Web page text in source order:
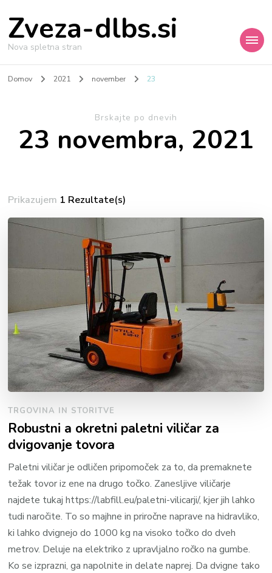
Zveza-dlbs.si
Nova spletna stran
Domov 2021 november 23
Brskajte po dnevih
23 novembra, 2021
Prikazujem 1 Rezultate(s)
TRGOVINA IN STORITVE
Robustni a okretni paletni viličar za
dvigovanje tovora
Paletni viličar je odličen pripomoček za to, da premaknete
težak tovor iz ene na drugo točko. Zanesljive viličarje
najdete tukaj https://labfill.eu/paletni-vilicarji/, kjer jih lahko
tudi naročite. To so majhne in priročne naprave na hidravliko,
ki lahko dvignejo do 1000 kg na visoko točko do dveh
metrov. Deluje na elektriko z upravljalno ročko na gumbe.
Ko se izprazni, ga napolnite in delate naprej. Da dvigne tako